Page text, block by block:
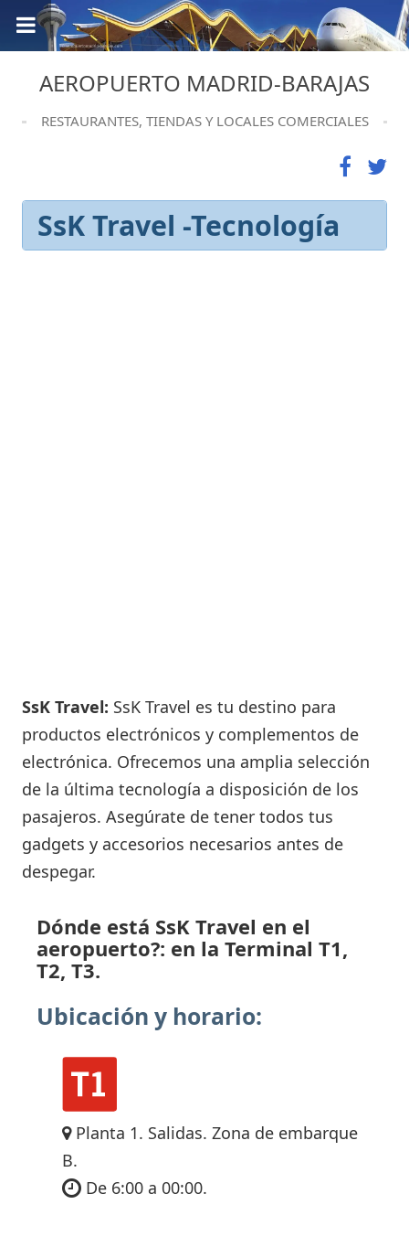
AEROPUERTO MADRID-BARAJAS
RESTAURANTES, TIENDAS Y LOCALES COMERCIALES
SsK Travel -Tecnología
SsK Travel: SsK Travel es tu destino para
productos electrónicos y complementos de
electrónica. Ofrecemos una amplia selección
de la última tecnología a disposición de los
pasajeros. Asegúrate de tener todos tus
gadgets y accesorios necesarios antes de
despegar.
Dónde está SsK Travel en el
aeropuerto?: en la Terminal T1,
T2, T3.
Ubicación y horario:
Planta 1. Salidas. Zona de embarque
B.
De 6:00 a 00:00.